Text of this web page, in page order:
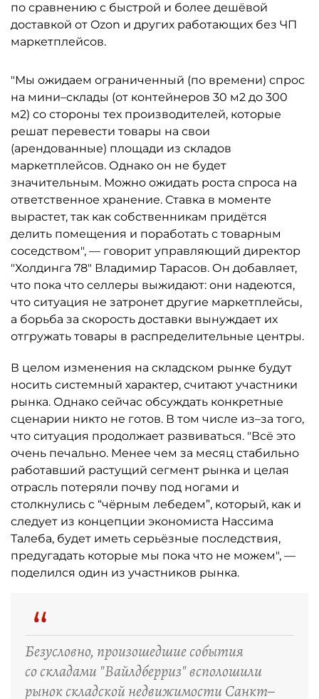
по сравнению с быстрой и более дешёвой
доставкой от Ozon и других работающих без ЧП
маркетплейсов.
"Мы ожидаем ограниченный (по времени) спрос
на мини–склады (от контейнеров 30 м2 до 300
м2) со стороны тех производителей, которые
решат перевести товары на свои
(арендованные) площади из складов
маркетплейсов. Однако он не будет
значительным. Можно ожидать роста спроса на
ответственное хранение. Ставка в моменте
вырастет, так как собственникам придётся
делить помещения и поработать с товарным
соседством", — говорит управляющий директор
"Холдинга 78" Владимир Тарасов. Он добавляет,
что пока что селлеры выжидают: они надеются,
что ситуация не затронет другие маркетплейсы,
а борьба за скорость доставки вынуждает их
отгружать товары в распределительные центры.
В целом изменения на складском рынке будут
носить системный характер, считают участники
рынка. Однако сейчас обсуждать конкретные
сценарии никто не готов. В том числе из–за того,
что ситуация продолжает развиваться. "Всё это
очень печально. Менее чем за месяц стабильно
работавший растущий сегмент рынка и целая
отрасль потеряли почву под ногами и
столкнулись с “чёрным лебедем”, который, как и
следует из концепции экономиста Нассима
Талеба, будет иметь серьёзные последствия,
предугадать которые мы пока что не можем", —
поделился один из участников рынка.
“
Безусловно, произошедшие события
со складами "Вайлдберриз" всполошили
рынок складской недвижимости Санкт–